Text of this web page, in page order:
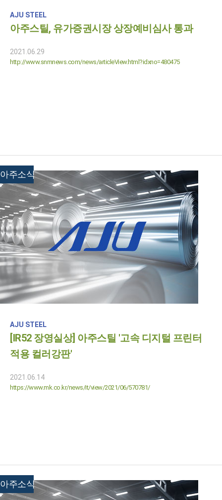
AJU STEEL
아주스틸, 유가증권시장 상장예비심사 통과
2021.06.29
http://www.snmnews.com/news/articleView.html?idxno=480475
AJU STEEL
[IR52 장영실상] 아주스틸 '고속 디지털 프린터
적용 컬러강판'
2021.06.14
https://www.mk.co.kr/news/it/view/2021/06/570781/
아주소식
아주소식